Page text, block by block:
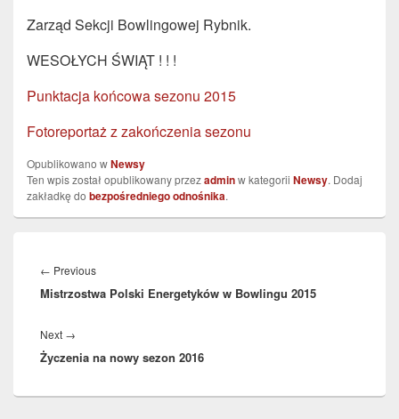
Zarząd Sekcji Bowlingowej Rybnik.
WESOŁYCH ŚWIĄT ! ! !
Punktacja końcowa sezonu 2015
Fotoreportaż z zakończenia sezonu
Opublikowano wNewsy
Ten wpis został opublikowany przezadminw kategorii Newsy. Dodaj
zakładkę do bezpośredniego odnośnika.
wpisu
← PreviousPrevious
post:
Mistrzostwa Polski Energetyków w Bowlingu 2015
Next →
post:
Życzenia na nowy sezon 2016